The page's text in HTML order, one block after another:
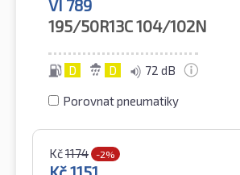
VI 789
195/50R13C104/102N
D D 72 dB
Porovnat pneumatiky
Kč1174 -2%